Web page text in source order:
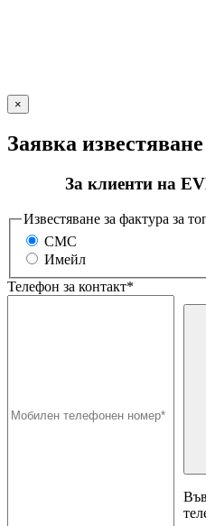
×
Заявка известяване
За клиенти на
Известяване за фактура за
СМС
Имейл
Телефон за контакт*